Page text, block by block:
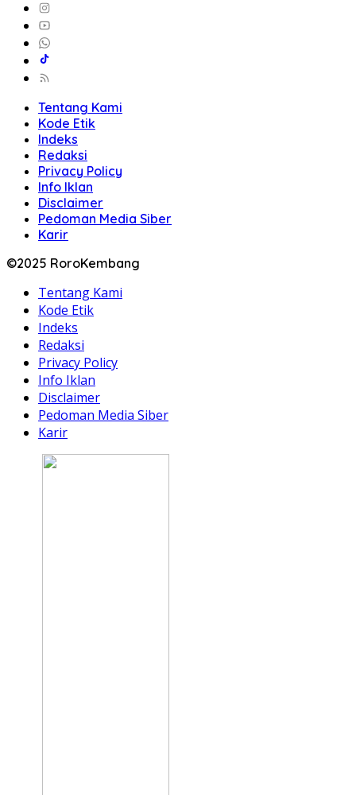
Tentang Kami
Kode Etik
Indeks
Redaksi
Privacy Policy
Info Iklan
Disclaimer
Pedoman Media Siber
Karir
©2025 RoroKembang
Tentang Kami
Kode Etik
Indeks
Redaksi
Privacy Policy
Info Iklan
Disclaimer
Pedoman Media Siber
Karir